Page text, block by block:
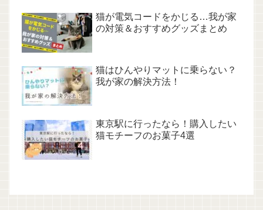
猫が電気コードをかじる…我が家
の対策＆おすすめグッズまとめ
猫はひんやりマットに乗らない？
我が家の解決方法！
東京駅に行ったなら！購入したい
猫モチーフのお菓子4選